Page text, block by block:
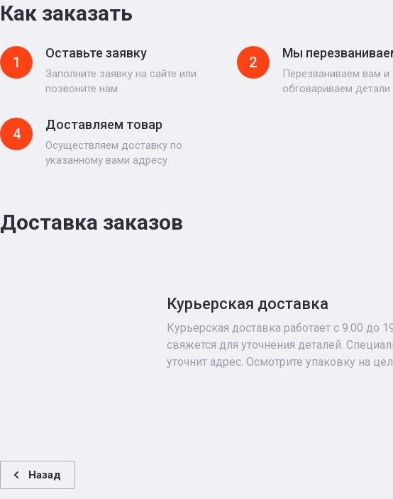
Как заказать
1
Оставьте заявку
Заполните заявку на сайте или
позвоните нам
2
Мы
Перезваниваем вам и
обговариваем детали
4
Доставляем товар
Осуществляем доставку по
указанному вами адресу
Доставка заказов
Курьерская доставка
Курьерская доставка работает с 9.00 до
свяжется для уточнения деталей.
уточнит адрес. Осмотрите упаковку на
Назад